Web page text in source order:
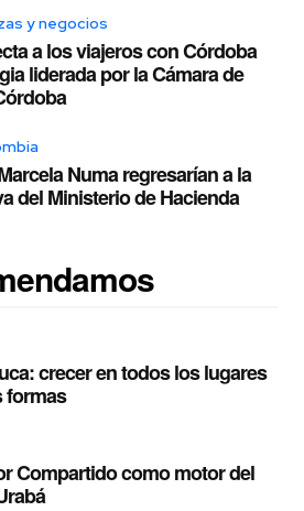
y negocios
a los viajeros con Córdoba
liderada por la Cámara de
Numa regresarían a la
del Ministerio de Hacienda
crecer en todos los lugares
formas
Compartido como motor del